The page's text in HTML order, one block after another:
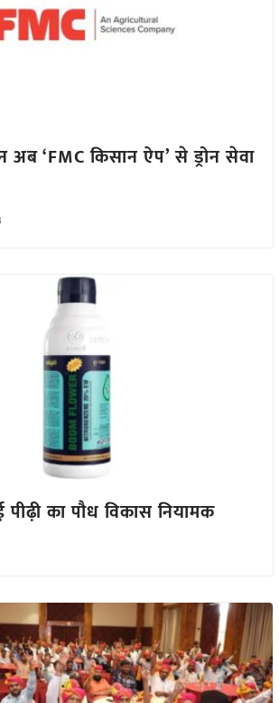
अब ‘FMC किसान ऐप’ से ड्रोन सेवा
का पौध विकास नियामक